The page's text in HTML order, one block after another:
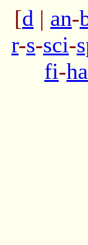
[d | an-
r-s-sci-
fi-